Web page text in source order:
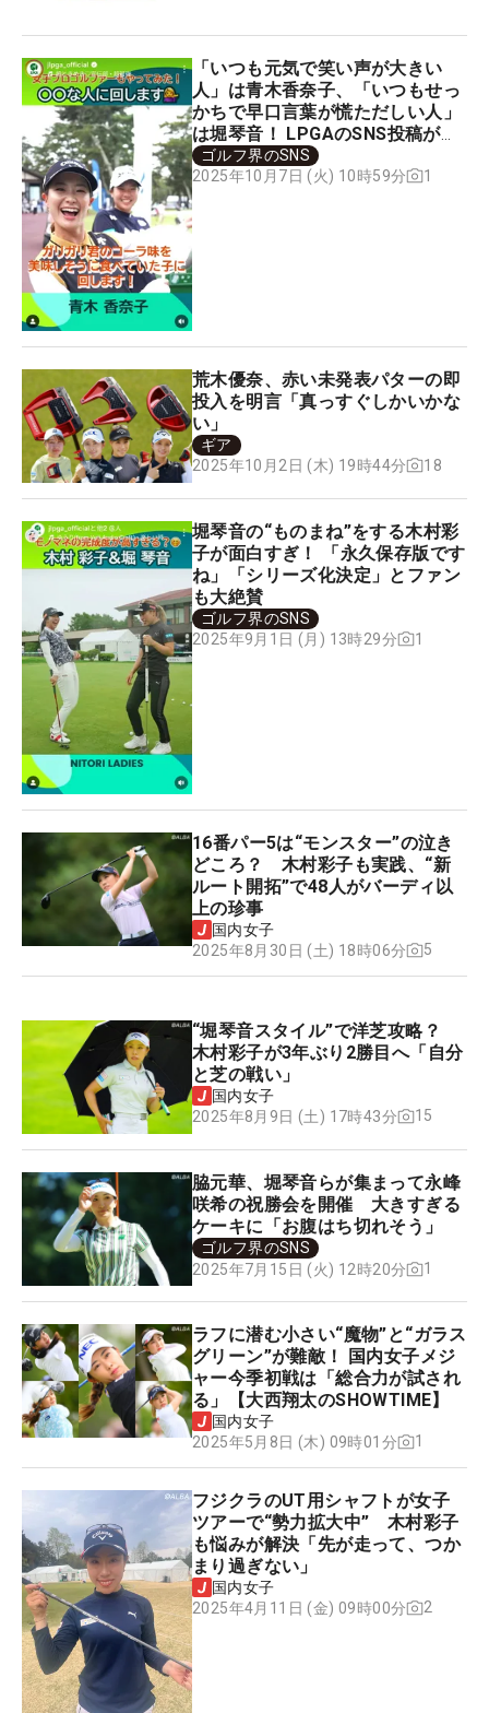
「いつも元気で笑い声が大きい
人」は青木香奈子、「いつもせっ
かちで早口言葉が慌ただしい人」
は堀琴音！ LPGAのSNS投稿が大
バズり中
ゴルフ界のSNS
2025年10月7日 (火) 10時59分
1
荒木優奈、赤い未発表パターの即
投入を明言「真っすぐしかいかな
い」
ギア
2025年10月2日 (木) 19時44分
18
堀琴音の“ものまね”をする木村彩
子が面白すぎ！ 「永久保存版です
ね」「シリーズ化決定」とファン
も大絶賛
ゴルフ界のSNS
2025年9月1日 (月) 13時29分
1
16番パー5は“モンスター”の泣き
どころ？ 木村彩子も実践、“新
ルート開拓”で48人がバーディ以
上の珍事
国内女子
2025年8月30日 (土) 18時06分
5
“堀琴音スタイル”で洋芝攻略？
木村彩子が3年ぶり2勝目へ「自分
と芝の戦い」
国内女子
2025年8月9日 (土) 17時43分
15
脇元華、堀琴音らが集まって永峰
咲希の祝勝会を開催 大きすぎる
ケーキに「お腹はち切れそう」
ゴルフ界のSNS
2025年7月15日 (火) 12時20分
1
ラフに潜む小さい“魔物”と“ガラス
グリーン”が難敵！ 国内女子メジ
ャー今季初戦は「総合力が試され
る」【大西翔太のSHOWTIME】
国内女子
2025年5月8日 (木) 09時01分
1
フジクラのUT用シャフトが女子
ツアーで“勢力拡大中” 木村彩子
も悩みが解決「先が走って、つか
まり過ぎない」
国内女子
2025年4月11日 (金) 09時00分
2